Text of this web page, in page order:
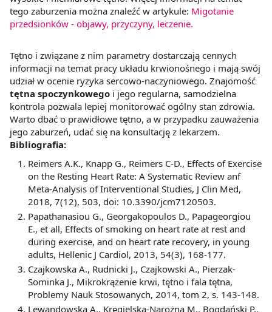
z brakiem dostępu do wszystkich funkcjonalności
Strony.
tego zaburzenia można znaleźć w artykule: Migotanie
przedsionków - objawy, przyczyny, leczenie.
Tętno i związane z nim parametry dostarczają cennych
informacji na temat pracy układu krwionośnego i mają swój
udział w ocenie ryzyka sercowo-naczyniowego. Znajomość
tętna spoczynkowego i jego regularna, samodzielna
kontrola pozwala lepiej monitorować ogólny stan zdrowia.
Warto dbać o prawidłowe tętno, a w przypadku zauważenia
jego zaburzeń, udać się na konsultację z lekarzem.
Bibliografia:
Reimers A.K., Knapp G., Reimers C-D., Effects of Exercise
on the Resting Heart Rate: A Systematic Review anf
Meta-Analysis of Interventional Studies, J Clin Med,
2018, 7(12), 503, doi: 10.3390/jcm7120503.
Papathanasiou G., Georgakopoulos D., Papageorgiou
E., et all, Effects of smoking on heart rate at rest and
during exercise, and on heart rate recovery, in young
adults, Hellenic J Cardiol, 2013, 54(3), 168-177.
Czajkowska A., Rudnicki J., Czajkowski A., Pierzak-
Sominka J., Mikrokrążenie krwi, tętno i fala tętna,
Problemy Nauk Stosowanych, 2014, tom 2, s. 143-148.
Lewandowska A., Kręgielska-Narożna M., Bogdański P.,